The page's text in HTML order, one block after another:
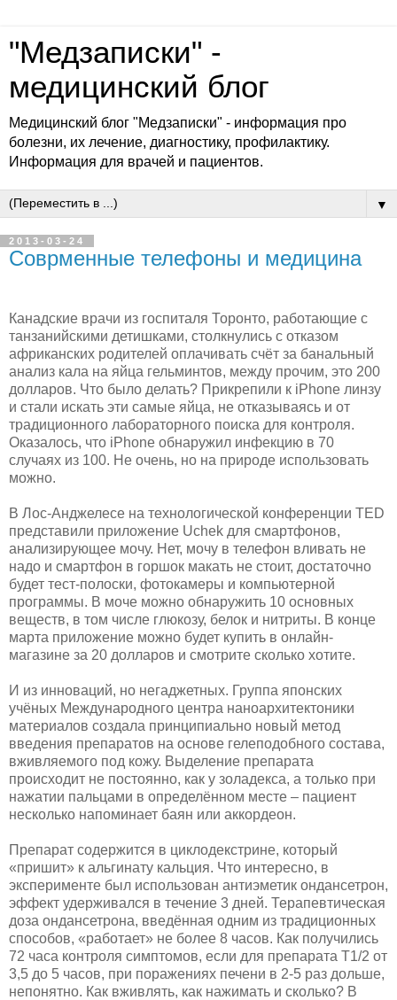
"Медзаписки" -
медицинский блог
Медицинский блог "Медзаписки" - информация про
болезни, их лечение, диагностику, профилактику.
Информация для врачей и пациентов.
▼
2013-03-24
Соврменные телефоны и медицина
Канадские врачи из госпиталя Торонто, работающие с
танзанийскими детишками, столкнулись с отказом
африканских родителей оплачивать счёт за банальный
анализ кала на яйца гельминтов, между прочим, это 200
долларов. Что было делать? Прикрепили к iPhone линзу
и стали искать эти самые яйца, не отказываясь и от
традиционного лабораторного поиска для контроля.
Оказалось, что iPhone обнаружил инфекцию в 70
случаях из 100. Не очень, но на природе использовать
можно.
В Лос-Анджелесе на технологической конференции TED
представили приложение Uchek для смартфонов,
анализирующее мочу. Нет, мочу в телефон вливать не
надо и смартфон в горшок макать не стоит, достаточно
будет тест-полоски, фотокамеры и компьютерной
программы. В моче можно обнаружить 10 основных
веществ, в том числе глюкозу, белок и нитриты. В конце
марта приложение можно будет купить в онлайн-
магазине за 20 долларов и смотрите сколько хотите.
И из инноваций, но негаджетных. Группа японских
учёных Международного центра наноархитектоники
материалов создала принципиально новый метод
введения препаратов на основе гелеподобного состава,
вживляемого под кожу. Выделение препарата
происходит не постоянно, как у золадекса, а только при
нажатии пальцами в определённом месте – пациент
несколько напоминает баян или аккордеон.
Препарат содержится в циклодекстрине, который
«пришит» к альгинату кальция. Что интересно, в
эксперименте был использован антиэметик ондансетрон,
эффект удерживался в течение 3 дней. Терапевтическая
доза ондансетрона, введённая одним из традиционных
способов, «работает» не более 8 часов. Как получились
72 часа контроля симптомов, если для препарата Т1/2 от
3,5 до 5 часов, при поражениях печени в 2-5 раз дольше,
непонятно. Как вживлять, как нажимать и сколько? В